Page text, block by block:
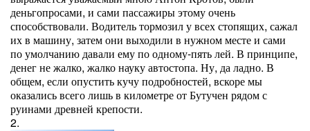
деньгопросами, и сами пассажиры этому очень
способствовали. Водитель тормозил у всех стопящих, сажал
их в машину, затем они выходили в нужном месте и сами
по умолчанию давали ему по одному-пять лей. В принципе,
денег не жалко, жалко науку автостопа. Ну, да ладно. В
общем, если опустить кучу подробностей, вскоре мы
оказались всего лишь в километре от Бутучен рядом с
руинами древней крепости.
2.